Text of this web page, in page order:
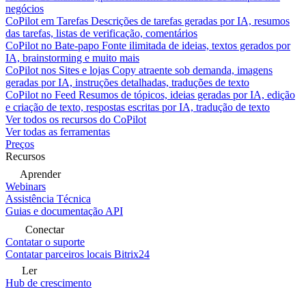
negócios
CoPilot em Tarefas Descrições de tarefas geradas por IA, resumos
das tarefas, listas de verificação, comentários
CoPilot no Bate-papo Fonte ilimitada de ideias, textos gerados por
IA, brainstorming e muito mais
CoPilot nos Sites e lojas Copy atraente sob demanda, imagens
geradas por IA, instruções detalhadas, traduções de texto
CoPilot no Feed Resumos de tópicos, ideias geradas por IA, edição
e criação de texto, respostas escritas por IA, tradução de texto
Ver todos os recursos do CoPilot
Ver todas as ferramentas
Preços
Recursos
Aprender
Webinars
Assistência Técnica
Guias e documentação API
Conectar
Contatar o suporte
Contatar parceiros locais Bitrix24
Ler
Hub de crescimento